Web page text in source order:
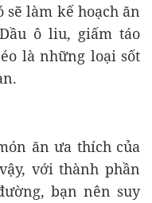
làm kế hoạch ăn
ô liu, giấm táo
là những loại sốt
ăn ưa thích của
với thành phần
bạn nên suy